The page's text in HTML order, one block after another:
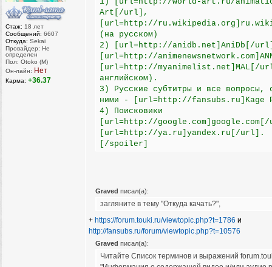
Стаж: 18 лет
Сообщений: 6607
Откуда: Sekai
Провайдер: Не
определен
Пол: Otoko (M)
Он-лайн: Нет
Карма: +36.37
Art[/url],
[url=http://
(на русском)
2) [url=http://anidb.net]AniDb[/
[url=http://
[url=http://myanimelist.net]MAL[/
английском).
3) Русские субтитры и все вопросы,
ними - [url=http://
4) Поисковики
[url=http://
[url=http://ya.ru]yandex.ru[/url].
[/spoiler]
Graved писал(а):
загляните в тему "Откуда качать?",
+ https://forum.touki.ru/viewtopic.php?t=1786 и
http://fansubs.ru/forum/viewtopic.php?t=10576
Graved писал(а):
Читайте Список терминов и выражений